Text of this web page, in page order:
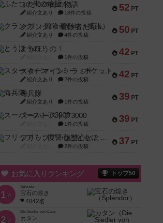
52 PT
ふたつの街の物語
紹介文あり 18件の投稿
50 PT
クランク! ：冒険者たち（拡張）
紹介文あり 4件の投稿
42 PT
とうほうの！
1件の投稿
42 PT
スターマイン・ラミー ポケット
紹介文あり 2件の投稿
39 PT
海兵隊
紹介文あり 1件の投稿
39 PT
スーパーストア3000
1件の投稿
37 PT
フリップ７：復讐心とともに
2件の投稿
お気に入りランキング トップ50
1位
Splendor
宝石の煌き
4042名
2位
Die Siedler von Catan
カタン